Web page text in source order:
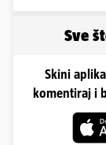
Sve
Skini
komentiraj i